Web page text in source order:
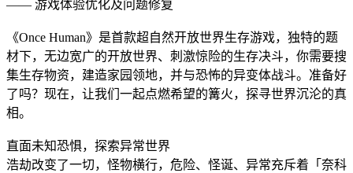
—— 游戏体验优化及问题修复
《Once Human》是首款超自然开放世界生存游戏，独特的题
材下，无边宽广的开放世界、刺激惊险的生存决斗，你需要搜
集生存物资，建造家园领地，并与恐怖的异变体战斗。准备好
了吗？现在，让我们一起点燃希望的篝火，探寻世界沉沦的真
相。
直面未知恐惧，探索异常世界
浩劫改变了一切，怪物横行，危险、怪​​诞、异常充斥着「奈科